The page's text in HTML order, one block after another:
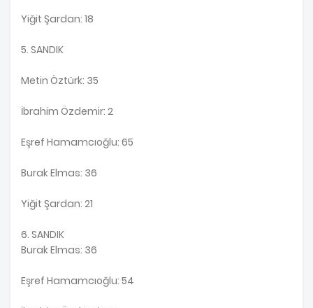
Yiğit Şardan: 18
5. SANDIK
Metin Öztürk: 35
İbrahim Özdemir: 2
Eşref Hamamcıoğlu: 65
Burak Elmas: 36
Yiğit Şardan: 21
6. SANDIK
Burak Elmas: 36
Eşref Hamamcıoğlu: 54